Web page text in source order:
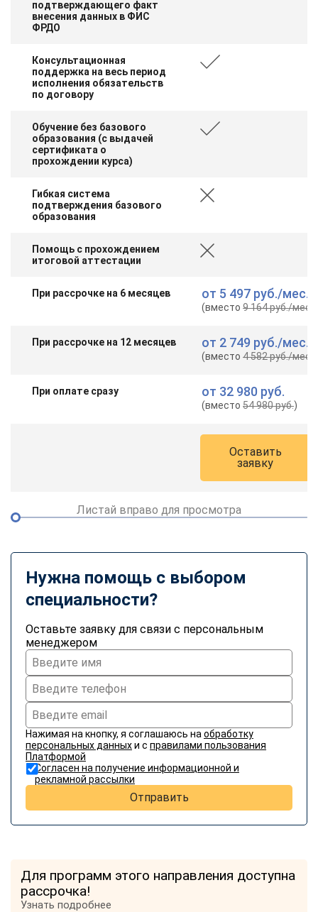
подтверждающего факт
внесения данных в ФИС
ФРДО
Консультационная
поддержка на весь период
исполнения обязательств
по договору
Обучение без базового
образования (с выдачей
сертификата о
прохождении курса)
Гибкая система
подтверждения базового
образования
Помощь с прохождением
итоговой аттестации
При рассрочке на 6 месяцев от 5 497 руб./мес.
(вместо9 164 руб./мес.
При рассрочке на 12 месяцев от 2 749 руб./мес.
(вместо4 582 руб./мес.
При оплате сразу от 32 980 руб.
(вместо54 980 руб.)
Оставить
заявку
Листай вправо для просмотра
Нужна помощь с выбором
специальности?
Оставьте заявку для связи с персональным
менеджером
Нажимая на кнопку, я соглашаюсь на обработку
персональных данныхи с правилами пользования
Платформой
Согласен на получение информационной и
рекламной рассылки
Отправить
Для программ этого направления доступна
рассрочка!
Узнать подробнее